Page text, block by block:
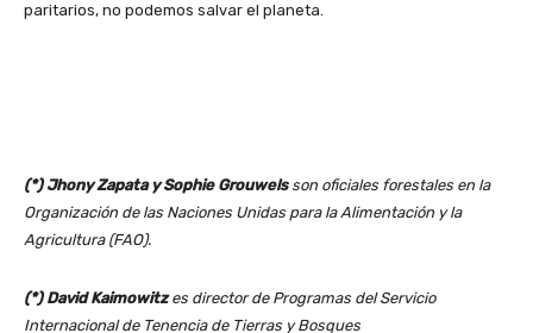
paritarios, no podemos salvar el planeta.
(*) Jhony Zapata y Sophie Grouwelsson oficiales forestales en la
Organización de las Naciones Unidas para la Alimentación y la
Agricultura (FAO).
(*) David Kaimowitzes director de Programas del Servicio
Internacional de Tenencia de Tierras y Bosques